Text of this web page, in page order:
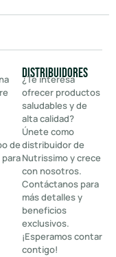
de
Distribuidores
¿Te interesa
ofrecer productos
saludables y de
alta calidad?
Únete como
distribuidor de
Nutrissimo y crece
con nosotros.
Contáctanos para
más detalles y
beneficios
exclusivos.
¡Esperamos contar
contigo!